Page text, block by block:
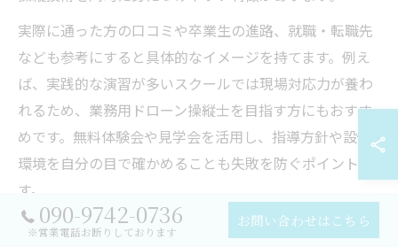
実際に通った方の口コミや卒業生の進路、就職・転職先
なども参考にすると具体的なイメージを持てます。例え
ば、実践的な演習が多いスクールでは現場対応力が養わ
れるため、業務用ドローン操縦士を目指す方にもおすす
めです。無料体験会や見学会を活用し、指導方針や設備
環境を自分の目で確かめることも失敗を防ぐポイントで
す。
また、ドローン飛行マニュアルの作成支援や、国土交通
090-9742-0736
※営業電話お断りしております
お問い合わせはこちら